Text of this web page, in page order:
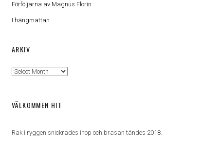
Förföljarna av Magnus Florin
I hängmattan
ARKIV
Arkiv
VÄLKOMMEN HIT
Rak i ryggen snickrades ihop och brasan tändes 2018.